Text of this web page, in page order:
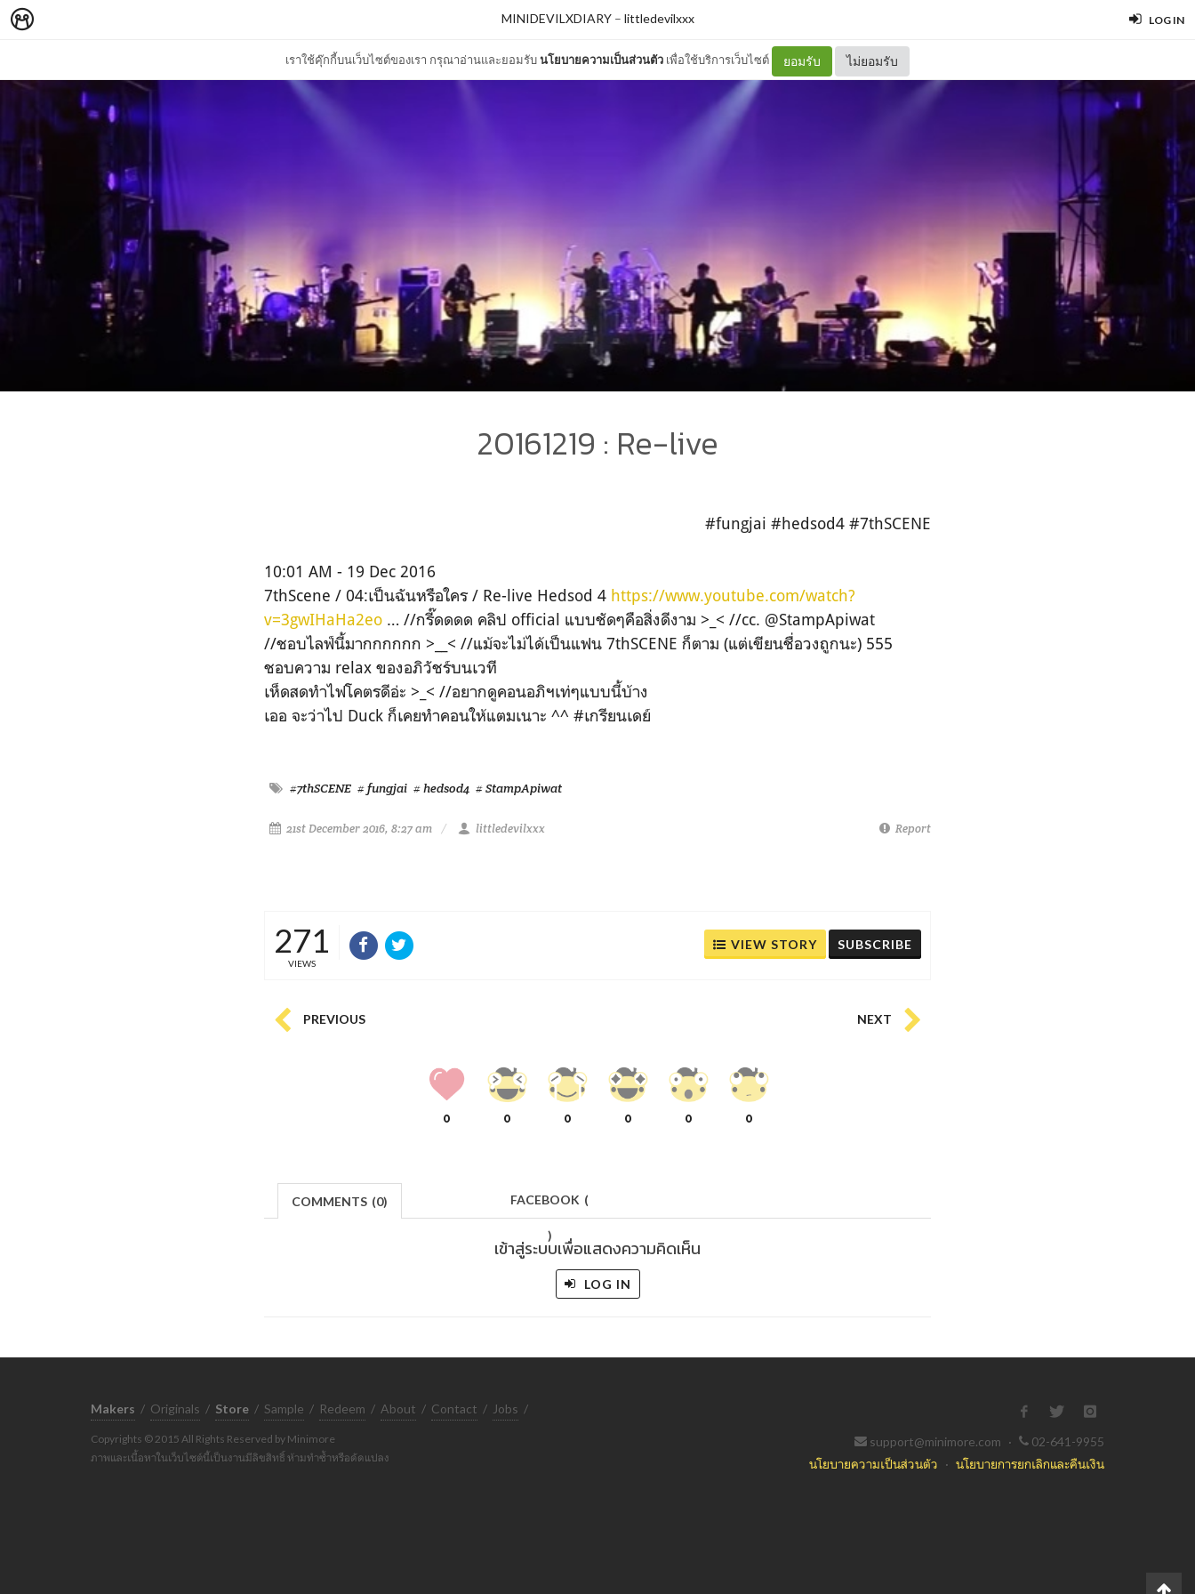
LOG IN
เราใช้คุ๊กกี้บนเว็บไซต์ของเรา กรุณาอ่านและยอมรับนโยบายความเป็นส่วนตัว เพื่อใช้บริการเว็บไซต์ ยอมรับ ไม่ยอมรับ
MINIDEVILXDIARY– littledevilxxx
20161219 : Re-live
#fungjai #hedsod4 #7thSCENE
10:01 AM - 19 Dec 2016
7thScene / 04:เป็นฉันหรือใคร / Re-live Hedsod 4 https://www.youtube.com/watch?
v=3gwIHaHa2eo … //กรี๊ดดดด คลิป official แบบชัดๆคือสิ่งดีงาม >_< //cc. @StampApiwat
//ชอบไลฟ์นี้มากกกกกก >__< //แม้จะไม่ได้เป็นแฟน 7thSCENE ก็ตาม (แต่เขียนชื่อวงถูกนะ) 555
ชอบความ relax ของอภิวัชร์บนเวที
เห็ดสดทำไฟโคตรดีอ่ะ >_< //อยากดูคอนอภิฯเท่ๆแบบนี้บ้าง
เออ จะว่าไป Duck ก็เคยทำคอนให้แตมเนาะ ^^ #เกรียนเดย์
#7thSCENE # fungjai # hedsod4 # StampApiwat
21st December 2016, 8:27 am littledevilxxx Report
271
VIEWS
VIEW STORY SUBSCRIBE
PREVIOUS NEXT
0 0 0 0 0 0
COMMENTS (0) FACEBOOK (
)
เข้าสู่ระบบเพื่อแสดงความคิดเห็น
LOG IN
Makers / Originals / Store / Sample / Redeem / About / Contact / Jobs /
Copyrights © 2015 All Rights Reserved by Minimore
ภาพและเนื้อหาในเว็บไซต์นี้เป็นงานมีลิขสิทธิ์ ห้ามทำซ้ำหรือดัดแปลง
support@minimore.com ·
02-641-9955
นโยบายความเป็นส่วนตัว · นโยบายการยกเลิกและคืนเงิน